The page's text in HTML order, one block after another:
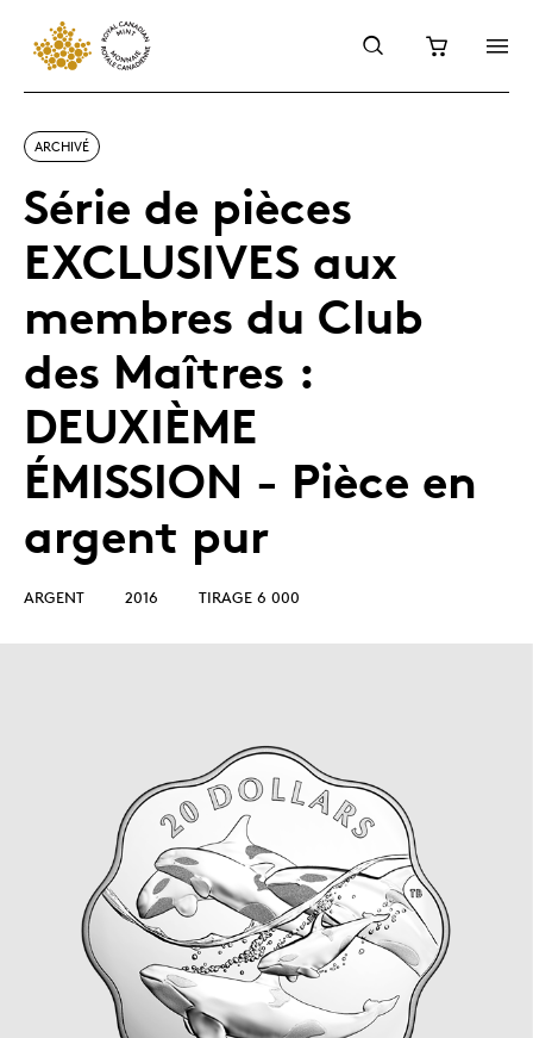
ARCHIVÉ
Série de pièces
EXCLUSIVES aux
membres du Club
des Maîtres :
DEUXIÈME
ÉMISSION - Pièce en
argent pur
ARGENT 2016 TIRAGE 6 000